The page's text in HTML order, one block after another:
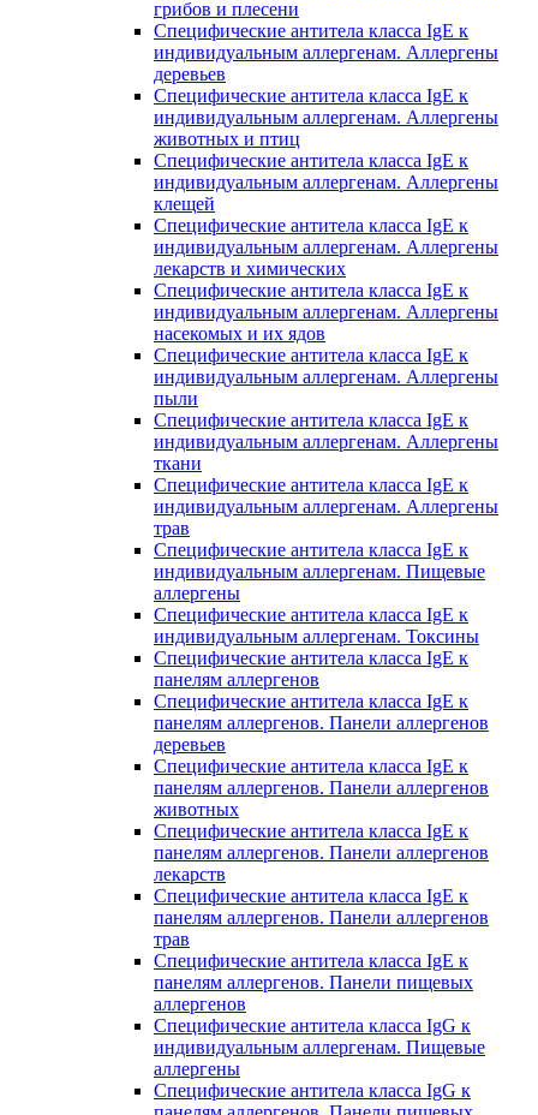
грибов и плесени
Специфические антитела класса IgE к
индивидуальным аллергенам. Аллергены
деревьев
Специфические антитела класса IgE к
индивидуальным аллергенам. Аллергены
животных и птиц
Специфические антитела класса IgE к
индивидуальным аллергенам. Аллергены
клещей
Специфические антитела класса IgE к
индивидуальным аллергенам. Аллергены
лекарств и химических
Специфические антитела класса IgE к
индивидуальным аллергенам. Аллергены
насекомых и их ядов
Специфические антитела класса IgE к
индивидуальным аллергенам. Аллергены
пыли
Специфические антитела класса IgE к
индивидуальным аллергенам. Аллергены
ткани
Специфические антитела класса IgE к
индивидуальным аллергенам. Аллергены
трав
Специфические антитела класса IgE к
индивидуальным аллергенам. Пищевые
аллергены
Специфические антитела класса IgE к
индивидуальным аллергенам. Токсины
Специфические антитела класса IgE к
панелям аллергенов
Специфические антитела класса IgE к
панелям аллергенов. Панели аллергенов
деревьев
Специфические антитела класса IgE к
панелям аллергенов. Панели аллергенов
животных
Специфические антитела класса IgE к
панелям аллергенов. Панели аллергенов
лекарств
Специфические антитела класса IgE к
панелям аллергенов. Панели аллергенов
трав
Специфические антитела класса IgE к
панелям аллергенов. Панели пищевых
аллергенов
Специфические антитела класса IgG к
индивидуальным аллергенам. Пищевые
аллергены
Специфические антитела класса IgG к